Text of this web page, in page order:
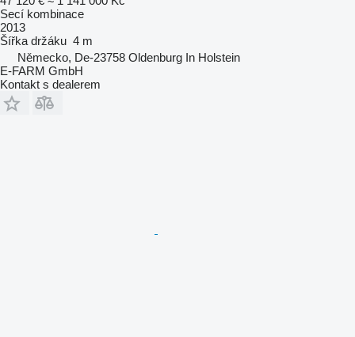
Secí kombinace
2013
Šířka držáku 4 m
Německo, De-23758 Oldenburg In Holstein
E-FARM GmbH
Kontakt s dealerem